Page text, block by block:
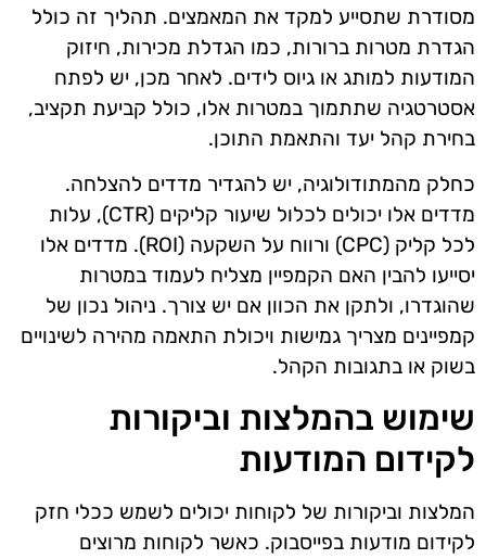
מסודרת שתסייע למקד את המאמצים. תהליך זה כולל
הגדרת מטרות ברורות, כמו הגדלת מכירות, חיזוק
המודעות למותג או גיוס לידים. לאחר מכן, יש לפתח
אסטרטגיה שתתמוך במטרות אלו, כולל קביעת תקציב,
בחירת קהל יעד והתאמת התוכן.
כחלק מהמתודולוגיה, יש להגדיר מדדים להצלחה.
מדדים אלו יכולים לכלול שיעור קליקים (CTR), עלות
לכל קליק (CPC) ורווח על השקעה (ROI). מדדים אלו
יסייעו להבין האם הקמפיין מצליח לעמוד במטרות
שהוגדרו, ולתקן את הכוון אם יש צורך. ניהול נכון של
קמפיינים מצריך גמישות ויכולת התאמה מהירה לשינויים
בשוק או בתגובות הקהל.
שימוש בהמלצות וביקורות
לקידום המודעות
המלצות וביקורות של לקוחות יכולים לשמש ככלי חזק
לקידום מודעות בפייסבוק. כאשר לקוחות מרוצים